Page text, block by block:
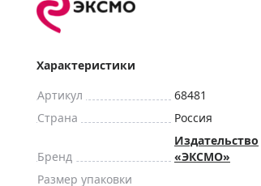
выставочных образцов
Карты,
Фонари
Характеристики
Артикул
68481
Страна
Россия
Бренд
Издательство
«ЭКСМО»
Размер упаковки